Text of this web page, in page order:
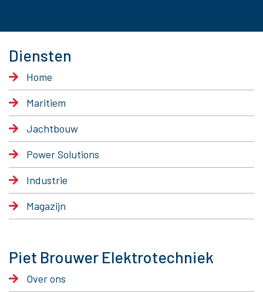
Diensten
Home
Maritiem
Jachtbouw
Power Solutions
Industrie
Magazijn
Piet Brouwer Elektrotechniek
Over ons